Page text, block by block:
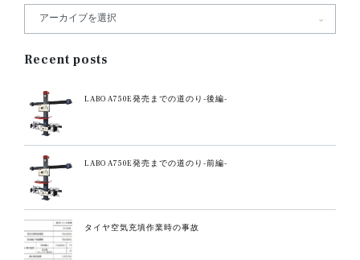
Recent posts
LABO A750E発売までの道のり-後編-
LABO A750E発売までの道のり-前編-
タイヤ空気充填作業時の事故